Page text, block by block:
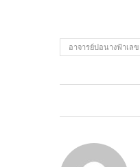
อาจารย์ปอนางฟ้าเล